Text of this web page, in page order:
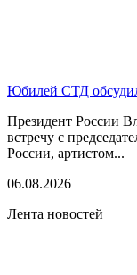
Юбилей СТД
Президент России
встречу с
России, артистом...
06.08.2026
Лента новостей